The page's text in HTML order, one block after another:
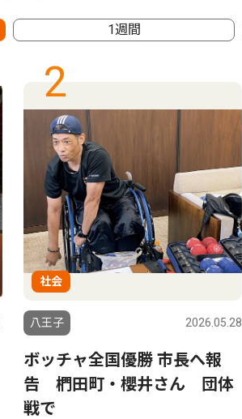
1週間
2
社会
八王子 2026.05.28
ボッチャ全国優勝 市長へ報
告 椚田町・櫻井さん 団体
戦で